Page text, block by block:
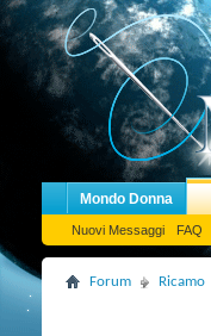
Mondo Donna
Nuovi Messaggi FAQ
Forum Ricamo